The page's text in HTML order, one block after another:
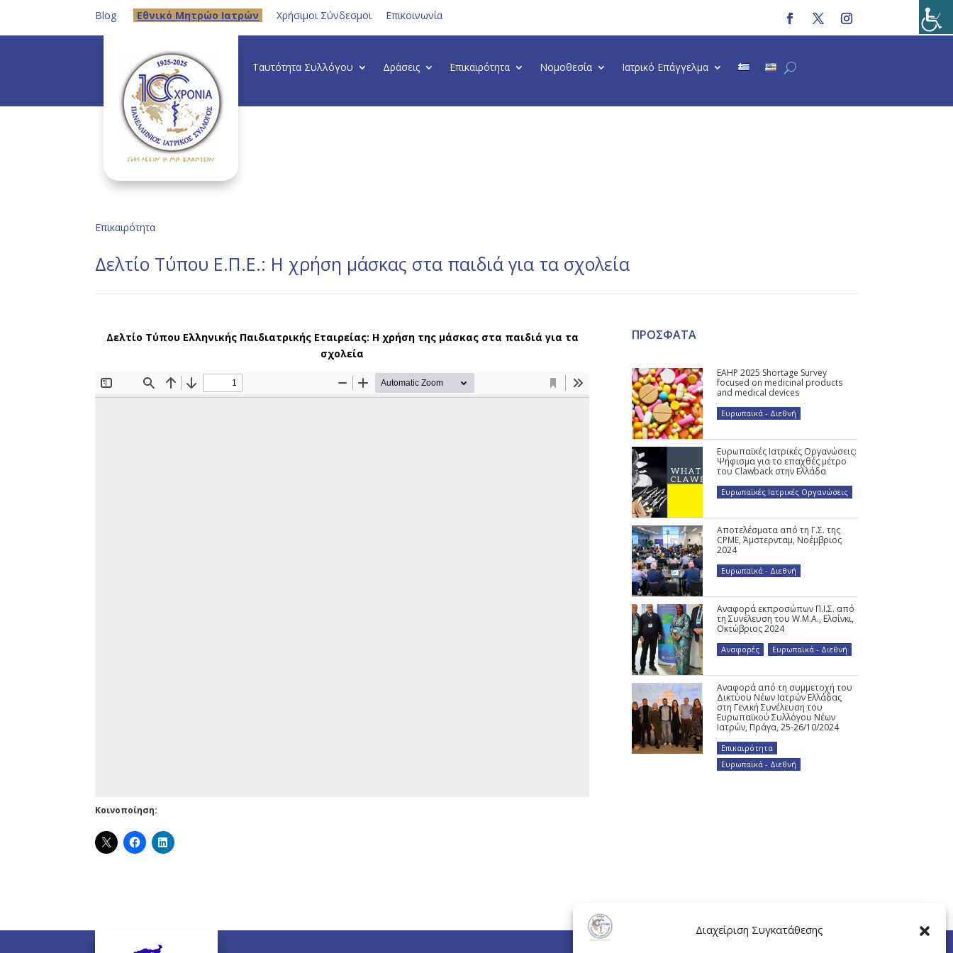
Διαχείριση Συγκατάθεσης
Blog Eθνικό Μητρώο Ιατρών Χρήσιμοι Σύνδεσμοι Επικοινωνία
Ταυτότητα Συλλόγου Δράσεις Επικαιρότητα Νομοθεσία Ιατρικό Επάγγελμα
Επικαιρότητα
Δελτίο Τύπου Ε.Π.Ε.: Η χρήση μάσκας στα παιδιά για τα σχολεία
Δελτίο Τύπου Ελληνικής Παιδιατρικής Εταιρείας: Η χρήση της μάσκας στα παιδιά για τα
σχολεία
Κοινοποίηση:
ΠΡΟΣΦΑΤΑ
EAHP 2025 Shortage Survey
focused on medicinal products
and medical devices
Ευρωπαϊκά - Διεθνή
Ευρωπαϊκές Ιατρικές Οργανώσεις:
Ψήφισμα για το επαχθές μέτρο
του Clawback στην Ελλάδα
Ευρωπαϊκές Ιατρικές Οργανώσεις
Αποτελέσματα από τη Γ.Σ. της
CPME, Άμστερνταμ, Νοέμβριος
2024
Ευρωπαϊκά - Διεθνή
Αναφορά εκπροσώπων Π.Ι.Σ. από
τη Συνέλευση του W.M.A., Ελσίνκι,
Οκτώβριος 2024
Αναφορές Ευρωπαϊκά - Διεθνή
Αναφορά από τη συμμετοχή του
Δικτύου Νέων Ιατρών Ελλάδας
στη Γενική Συνέλευση του
Ευρωπαϊκού Συλλόγου Νέων
Ιατρών, Πράγα, 25-26/10/2024
Επικαιρότητα
Ευρωπαϊκά - Διεθνή